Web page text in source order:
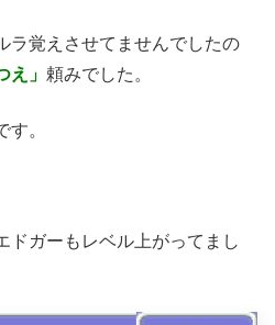
ラ覚えさせてませんでしたの
え」 頼みでした。
。
ドガーもレベル上がってまし